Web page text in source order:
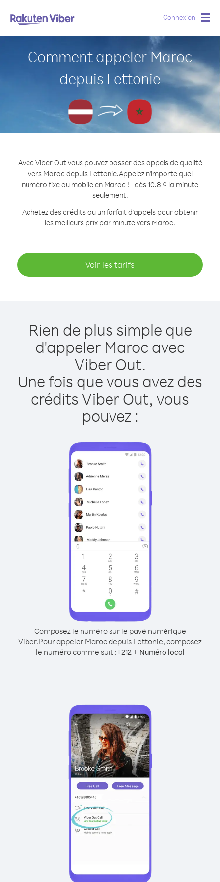
Connexion
Comment appeler Maroc
depuis Lettonie
Avec Viber Out vous pouvez passer des appels de qualité
vers Maroc depuis Lettonie.Appelez n'importe quel
numéro fixe ou mobile en Maroc ! - dès 10.8 ¢ la minute
seulement.
Achetez des crédits ou un forfait d’appels pour obtenir
les meilleurs prix par minute vers Maroc.
Voir les tarifs
Rien de plus simple que
d'appeler Maroc avec
Viber Out.
Une fois que vous avez des
crédits Viber Out, vous
pouvez :
Composez le numéro sur le pavé numérique
Viber.Pour appeler Maroc depuis Lettonie, composez
le numéro comme suit :+212+ Numéro local